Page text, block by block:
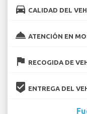
directions_car CALIDAD DEL
room_service ATENCIÓN EN
flag RECOGIDA DE
beenhere ENTREGA DEL